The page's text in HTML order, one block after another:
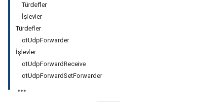
Türdefler
İşlevler
Türdefler
otUdpForwarder
İşlevler
otUdpForwardReceive
otUdpForwardSetForwarder